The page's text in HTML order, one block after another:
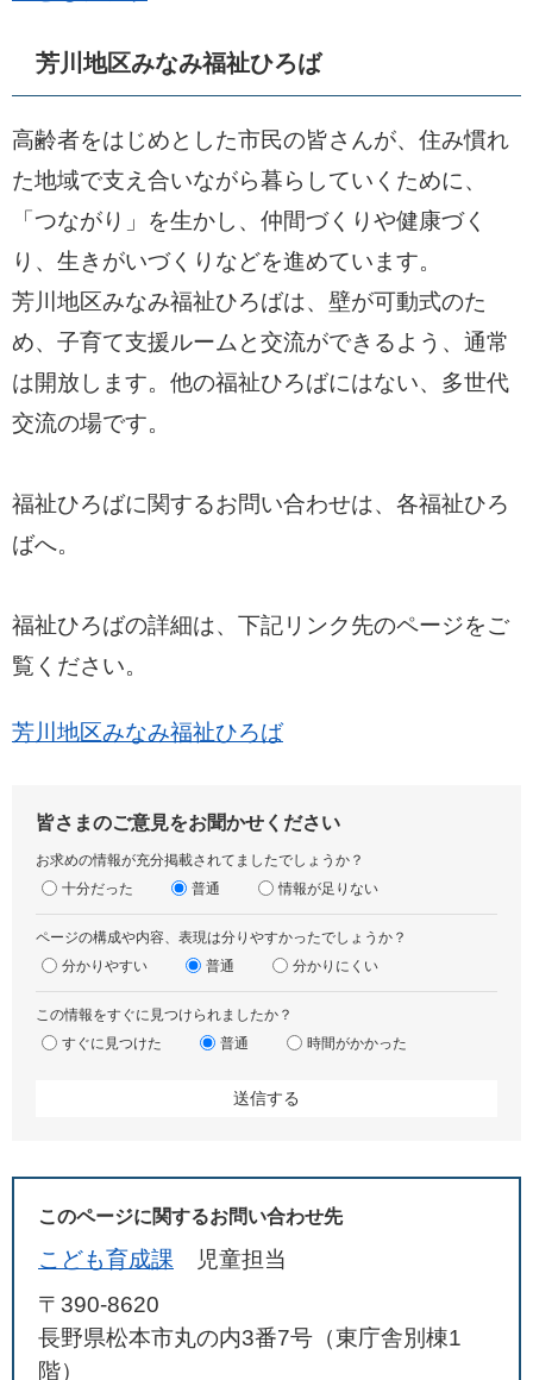
芳川地区みなみ福祉ひろば
高齢者をはじめとした市民の皆さんが、住み慣れ
た地域で支え合いながら暮らしていくために、
「つながり」を生かし、仲間づくりや健康づく
り、生きがいづくりなどを進めています。
芳川地区みなみ福祉ひろばは、壁が可動式のた
め、子育て支援ルームと交流ができるよう、通常
は開放します。他の福祉ひろばにはない、多世代
交流の場です。
福祉ひろばに関するお問い合わせは、各福祉ひろ
ばへ。
福祉ひろばの詳細は、下記リンク先のページをご
覧ください。
芳川地区みなみ福祉ひろば
皆さまのご意見をお聞かせください
お求めの情報が充分掲載されてましたでしょうか？
十分だった
普通 情報が足りない
ページの構成や内容、表現は分りやすかったでしょうか？
分かりやすい
普通 分かりにくい
この情報をすぐに見つけられましたか？
すぐに見つけた
普通 時間がかかった
このページに関するお問い合わせ先
こども育成課
児童担当
〒390-8620
長野県松本市丸の内3番7号（東庁舎別棟1
階）